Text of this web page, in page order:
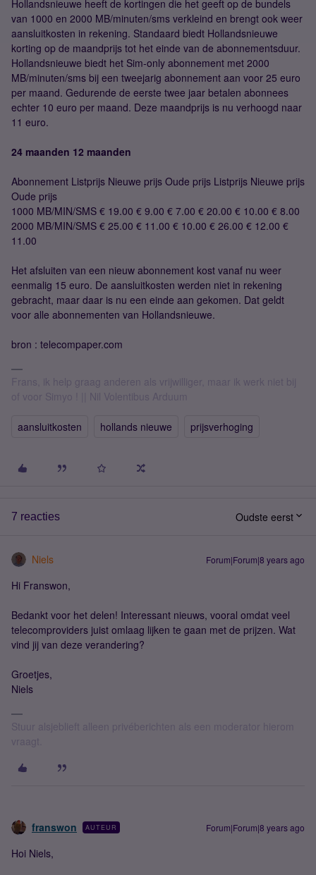
Hollandsnieuwe heeft de kortingen die het geeft op de bundels
van 1000 en 2000 MB/minuten/sms verkleind en brengt ook weer
aansluitkosten in rekening. Standaard biedt Hollandsnieuwe
korting op de maandprijs tot het einde van de abonnementsduur.
Hollandsnieuwe biedt het Sim-only abonnement met 2000
MB/minuten/sms bij een tweejarig abonnement aan voor 25 euro
per maand. Gedurende de eerste twee jaar betalen abonnees
echter 10 euro per maand. Deze maandprijs is nu verhoogd naar
11 euro.
24 maanden 12 maanden
Abonnement Listprijs Nieuwe prijs Oude prijs Listprijs Nieuwe prijs
Oude prijs
1000 MB/MIN/SMS € 19.00 € 9.00 € 7.00 € 20.00 € 10.00 € 8.00
2000 MB/MIN/SMS € 25.00 € 11.00 € 10.00 € 26.00 € 12.00 €
11.00
Het afsluiten van een nieuw abonnement kost vanaf nu weer
eenmalig 15 euro. De aansluitkosten werden niet in rekening
gebracht, maar daar is nu een einde aan gekomen. Dat geldt
voor alle abonnementen van Hollandsnieuwe.
bron : telecompaper.com
Frans, ik help graag anderen als vrijwilliger, maar ik werk niet bij
of voor Simyo ! || Nil Volentibus Arduum
aansluitkosten hollands nieuwe prijsverhoging
7 reacties Oudste eerst
Niels Forum|Forum|8 years ago
Hi Franswon,
Bedankt voor het delen! Interessant nieuws, vooral omdat veel
telecomproviders juist omlaag lijken te gaan met de prijzen. Wat
vind jij van deze verandering?
Groetjes,
Niels
Stuur alsjeblieft alleen privéberichten als een moderator hierom
vraagt.
franswon AUTEUR Forum|Forum|8 years ago
Hoi Niels,